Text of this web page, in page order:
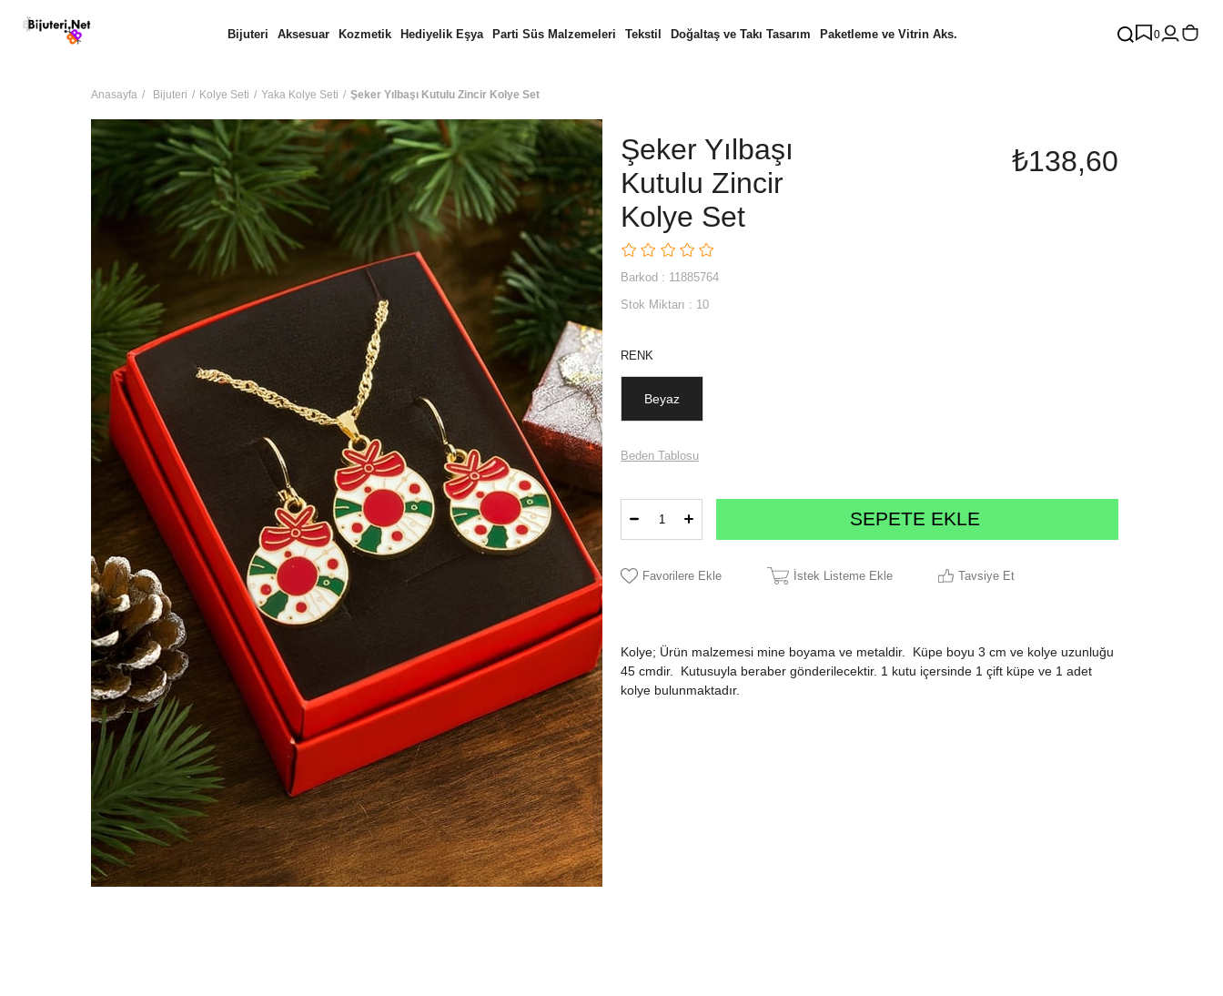
Bijuteri Aksesuar Kozmetik Hediyelik Eşya Parti Süs Malzemeleri Tekstil Doğaltaş ve Takı Tasarım Paketleme ve Vitrin Aks. 0
Anasayfa Bijuteri Kolye Seti Yaka Kolye Seti Şeker Yılbaşı Kutulu Zincir Kolye Set
Şeker Yılbaşı
Kutulu Zincir
Kolye Set
₺138,60
Barkod : 11885764
Stok Miktarı : 10
RENK
Beyaz
Beden Tablosu
Favorilere Ekle İstek Listeme Ekle Tavsiye Et
Kolye; Ürün malzemesi mine boyama ve metaldir. Küpe boyu 3 cm ve kolye uzunluğu
45 cmdir. Kutusuyla beraber gönderilecektir. 1 kutu içersinde 1 çift küpe ve 1 adet
kolye bulunmaktadır.